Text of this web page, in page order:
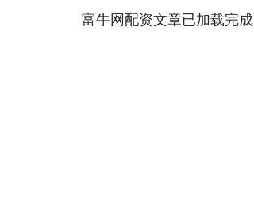
富牛网配资文章已加载完成